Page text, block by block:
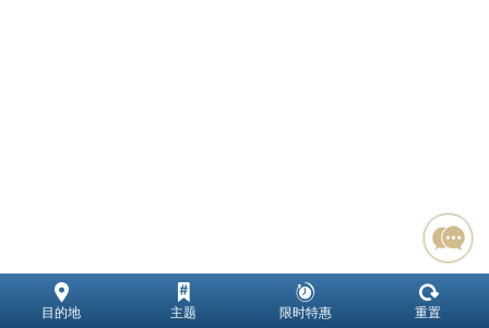
目的地 主题 限时特惠 重置